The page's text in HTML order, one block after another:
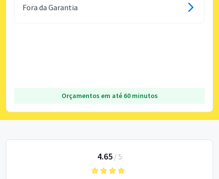
Fora da Garantia
Orçamentos em até 60 minutos
4.65/ 5